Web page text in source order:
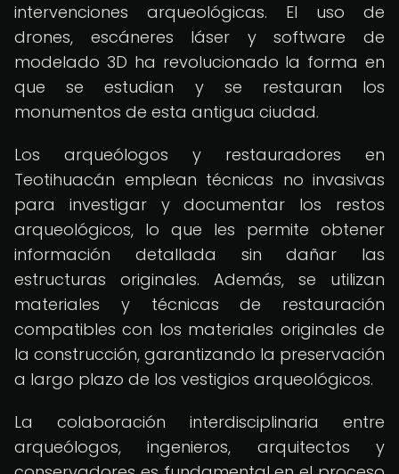
intervenciones arqueológicas. El uso de
drones, escáneres láser y software de
modelado 3D ha revolucionado la forma en
que se estudian y se restauran los
monumentos de esta antigua ciudad.
Los arqueólogos y restauradores en
Teotihuacán emplean técnicas no invasivas
para investigar y documentar los restos
arqueológicos, lo que les permite obtener
información detallada sin dañar las
estructuras originales. Además, se utilizan
materiales y técnicas de restauración
compatibles con los materiales originales de
la construcción, garantizando la preservación
a largo plazo de los vestigios arqueológicos.
La colaboración interdisciplinaria entre
arqueólogos, ingenieros, arquitectos y